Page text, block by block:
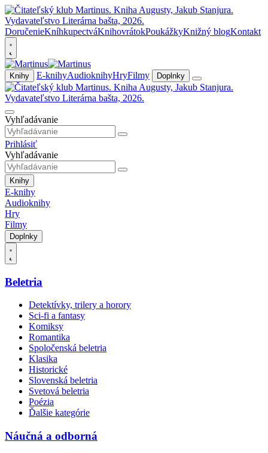
DoručenieKníhkupectváKnihovrátokPoukážkyKnižný blogKontakt
Knihy E-knihyAudioknihyHryFilmy Doplnky
Vyhľadávanie
Prihlásiť
Vyhľadávanie
Knihy
E-knihy
Audioknihy
Hry
Filmy
Doplnky
Beletria
Detektívky, trilery a horory
Sci-fi a fantasy
Komiksy
Romantika
Spoločenská beletria
Klasika
Historické
Slovenská beletria
Svetová beletria
Poézia
Ďalšie kategórie
Náučná a odborná